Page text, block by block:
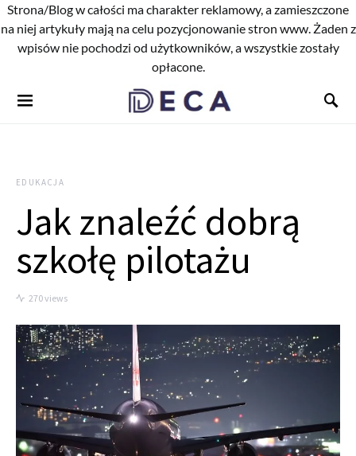
Strona/Blog w całości ma charakter reklamowy, a zamieszczone
na niej artykuły mają na celu pozycjonowanie stron www. Żaden z
wpisów nie pochodzi od użytkowników, a wszystkie zostały
opłacone.
EDUKACJA
Jak znaleźć dobrą
szkołę pilotażu
270 views